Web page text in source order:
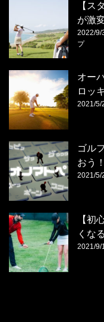
【ス
が激
2022/9/
プ
オー
ロッ
2021/5/
ゴル
おう
2021/5/
【初
くな
2021/9/